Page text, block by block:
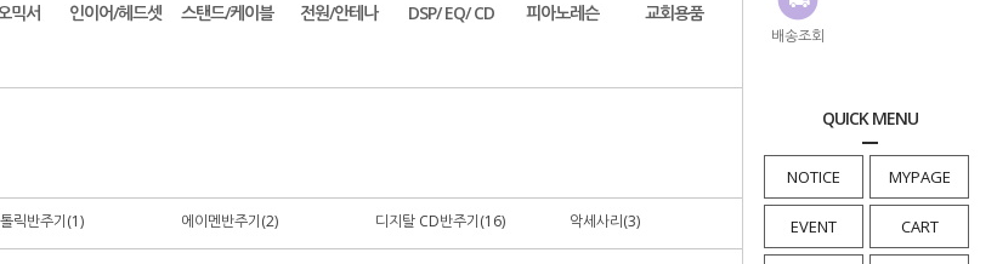
배송조회
QUICK MENU
NOTICE MYPAGE
EVENT CART
믹서 인이어/헤드셋 스탠드/케이블 전원/안테나 DSP/ EQ/ CD 피아노레슨 교회용품 앰프시스템
· HOME>찬양반주기
릭반주기(1) 에이멘반주기(2) 디지탈 CD반주기(16) 악세사리(3) 새찬송가 악보(1)